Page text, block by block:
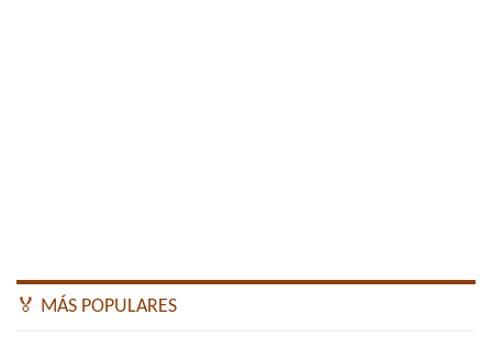
🏅 MÁS POPULARES